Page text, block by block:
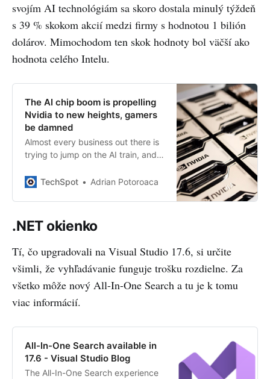
svojím AI technológiám sa skoro dostala minulý týždeň
s 39 % skokom akcií medzi firmy s hodnotou 1 bilión
dolárov. Mimochodom ten skok hodnoty bol väčší ako
hodnota celého Intelu.
The AI chip boom is propelling
Nvidia to new heights, gamers
be damned
Almost every business out there is
trying to jump on the AI train, and
investors happier than ever. So
TechSpot Adrian Potoroaca
.NET okienko
Tí, čo upgradovali na Visual Studio 17.6, si určite
všimli, že vyhľadávanie funguje trošku rozdielne. Za
všetko môže nový All-In-One Search a tu je k tomu
viac informácií.
All-In-One Search available in
17.6 - Visual Studio Blog
The All-In-One Search experience